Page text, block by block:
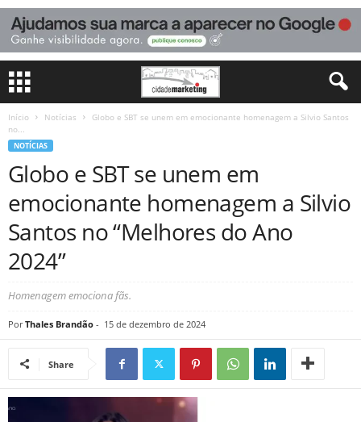
Início Notícias
Globo e SBT se unem em emocionante homenagem a Silvio Santos
no...
NOTÍCIAS
Globo e SBT se unem em
emocionante homenagem a Silvio
Santos no “Melhores do Ano
2024”
Homenagem emociona fãs.
Por Thales Brandão - 15 de dezembro de 2024
Share